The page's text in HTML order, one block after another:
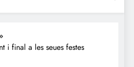
i final a les seues festes